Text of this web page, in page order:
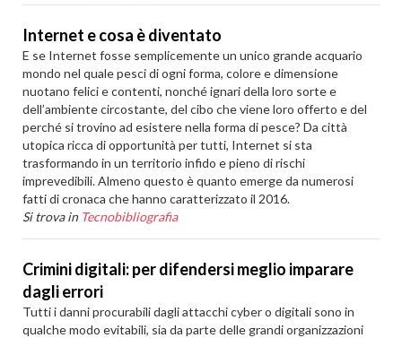
Internet e cosa è diventato
E se Internet fosse semplicemente un unico grande acquario
mondo nel quale pesci di ogni forma, colore e dimensione
nuotano felici e contenti, nonché ignari della loro sorte e
dell’ambiente circostante, del cibo che viene loro offerto e del
perché si trovino ad esistere nella forma di pesce? Da città
utopica ricca di opportunità per tutti, Internet si sta
trasformando in un territorio infido e pieno di rischi
imprevedibili. Almeno questo è quanto emerge da numerosi
fatti di cronaca che hanno caratterizzato il 2016.
Si trova in Tecnobibliografia
Crimini digitali: per difendersi meglio imparare
dagli errori
Tutti i danni procurabili dagli attacchi cyber o digitali sono in
qualche modo evitabili, sia da parte delle grandi organizzazioni